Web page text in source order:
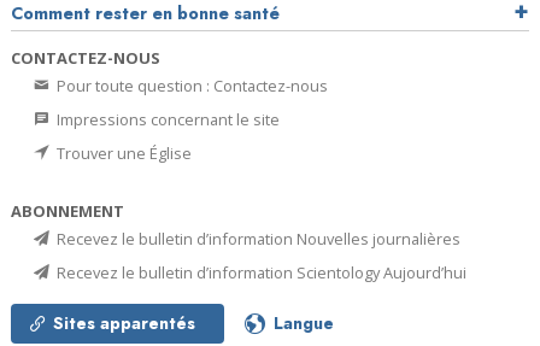
Comment rester en bonne santé
CONTACTEZ-NOUS
Pour toute question : Contactez-nous
Impressions concernant le site
Trouver une Église
ABONNEMENT
Recevez le bulletin d’information Nouvelles journalières
Recevez le bulletin d’information Scientology Aujourd’hui
Sites apparentés Langue